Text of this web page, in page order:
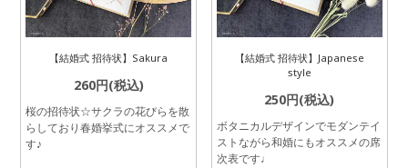
【結婚式 招待状】Sakura
260円(税込)
桜の招待状☆サクラの花びらを散
らしており春婚挙式にオススメで
す♪
【結婚式 招待状】Japanese
style
250円(税込)
ボタニカルデザインでモダンテイ
ストながら和婚にもオススメの席
次表です♩